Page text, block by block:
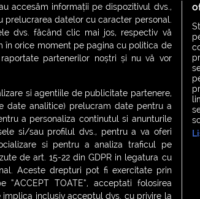
FEVER BRUNCH FEVER NIGHT
SMART
| Politica de cookies | Contact
accesăm informații pe dispozitivul dvs.,
prelucrarea datelor cu caracter personal.
dvs. făcând clic mai jos, respectiv vă
în orice moment pe pagina cu politica de
partenerilor noștri și nu vă vor
si agentiile de publicitate partenere,
date analitice) prelucram date pentru a
a personaliza continutul si anunturile
si/sau profilul dvs., pentru a va oferi
si pentru a analiza traficul pe
de art. 15-22 din GDPR in legatura cu
Aceste drepturi pot fi exercitate prin
“ACCEPT TOATE”, acceptati folosirea
inclusiv acceptul dvs. cu privire la